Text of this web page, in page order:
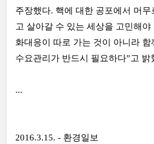
주장했다. 핵에 대한 공포에서 머
고 살아갈 수 있는 세상을 고민해야
화대응이 따로 가는 것이 아니라 함
수요관리가 반드시 필요하다”고 밝
...
2016.3.15. - 환경일보